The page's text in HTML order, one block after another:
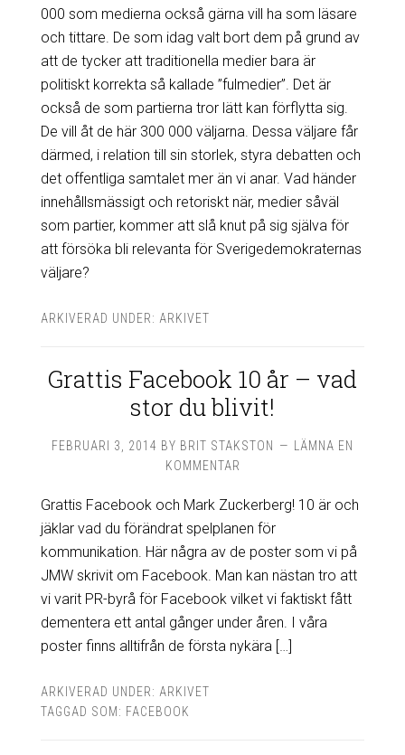
000 som medierna också gärna vill ha som läsare
och tittare. De som idag valt bort dem på grund av
att de tycker att traditionella medier bara är
politiskt korrekta så kallade ”fulmedier”. Det är
också de som partierna tror lätt kan förflytta sig.
De vill åt de här 300 000 väljarna. Dessa väljare får
därmed, i relation till sin storlek, styra debatten och
det offentliga samtalet mer än vi anar. Vad händer
innehållsmässigt och retoriskt när, medier såväl
som partier, kommer att slå knut på sig själva för
att försöka bli relevanta för Sverigedemokraternas
väljare?
ARKIVERAD UNDER: ARKIVET
Grattis Facebook 10 år – vad
stor du blivit!
FEBRUARI 3, 2014 BY BRIT STAKSTON
LÄMNA EN
KOMMENTAR
Grattis Facebook och Mark Zuckerberg! 10 är och
jäklar vad du förändrat spelplanen för
kommunikation. Här några av de poster som vi på
JMW skrivit om Facebook. Man kan nästan tro att
vi varit PR-byrå för Facebook vilket vi faktiskt fått
dementera ett antal gånger under åren. I våra
poster finns alltifrån de första nykära […]
ARKIVERAD UNDER: ARKIVET
TAGGAD SOM: FACEBOOK